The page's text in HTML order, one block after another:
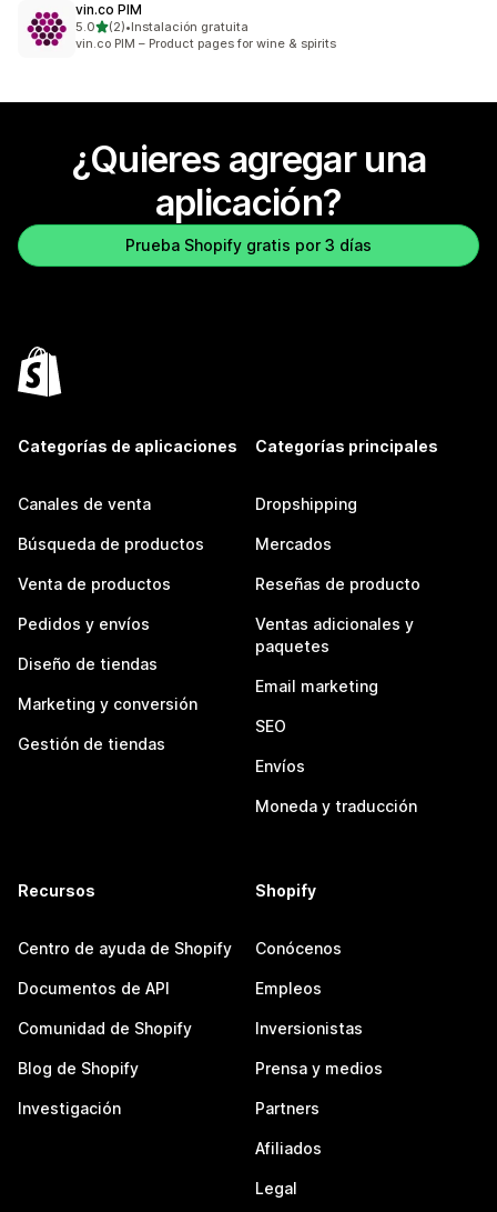
vin.co PIM
5.0de 5 estrellas
(2)
2 reseñas en total
•Instalación gratuita
vin.co PIM – Product pages for wine & spirits
¿Quieres agregar una
aplicación?
Prueba Shopify gratis por 3 días
Categorías de aplicaciones
Canales de venta
Búsqueda de productos
Venta de productos
Pedidos y envíos
Diseño de tiendas
Marketing y conversión
Gestión de tiendas
Categorías principales
Dropshipping
Mercados
Reseñas de producto
Ventas adicionales y
paquetes
Email marketing
SEO
Envíos
Moneda y traducción
Recursos
Centro de ayuda de Shopify
Documentos de API
Comunidad de Shopify
Blog de Shopify
Investigación
Shopify
Conócenos
Empleos
Inversionistas
Prensa y medios
Partners
Afiliados
Legal